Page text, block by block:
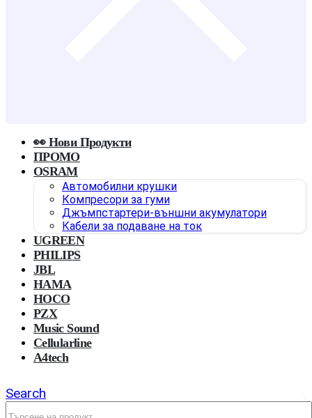
👀 Нови Продукти
ПРОМО
OSRAM
Автомобилни крушки
Компресори за гуми
Джъмпстартери-външни акумулатори
Кабели за подаване на ток
UGREEN
PHILIPS
JBL
HAMA
HOCO
PZX
Music Sound
Cellularline
A4tech
Search